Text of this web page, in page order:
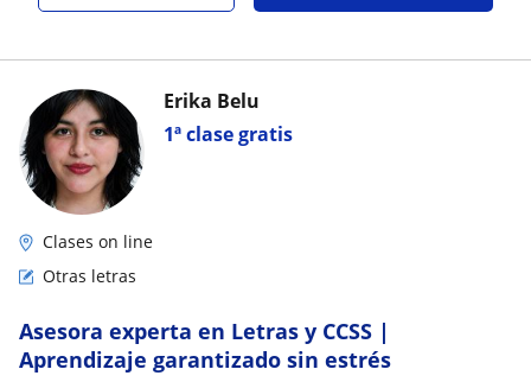
1ª clase gratis
Erika Belu
Clases on line
Otras letras
Asesora experta en Letras y CCSS |
Aprendizaje garantizado sin estrés